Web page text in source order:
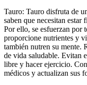
Tauro: Tauro disfruta de
saben que necesitan estar
Por ello, se esfuerzan por
proporcione nutrientes y
también nutren su mente.
de vida saludable. Evitan
libre y hacer ejercicio.
médicos y actualizan sus